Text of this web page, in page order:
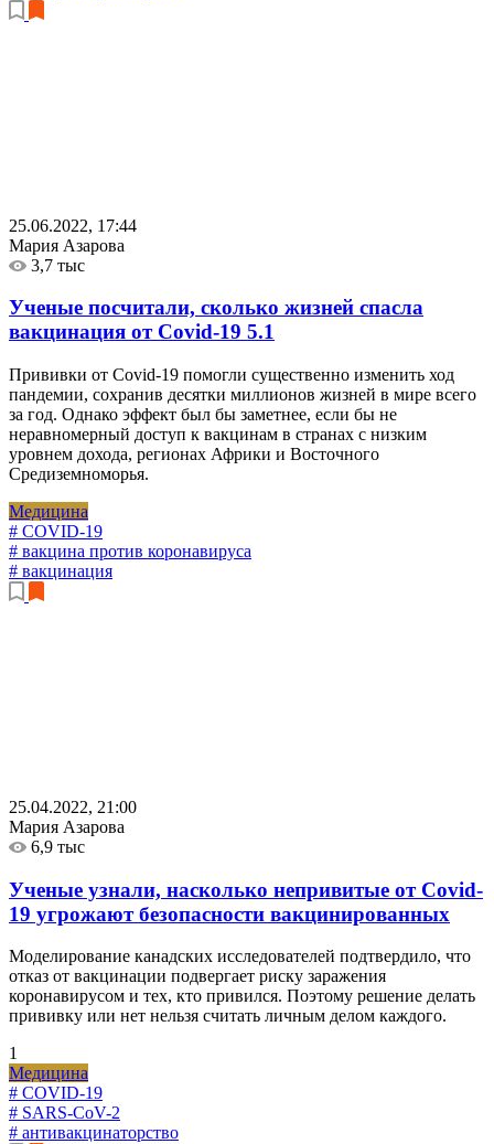
25.06.2022, 17:44
Мария Азарова
3,7 тыс
Ученые посчитали, сколько жизней спасла
вакцинация от Covid-19 5.1
Прививки от Covid-19 помогли существенно изменить ход
пандемии, сохранив десятки миллионов жизней в мире всего
за год. Однако эффект был бы заметнее, если бы не
неравномерный доступ к вакцинам в странах с низким
уровнем дохода, регионах Африки и Восточного
Средиземноморья.
Медицина
# COVID-19
# вакцина против коронавируса
# вакцинация
25.04.2022, 21:00
Мария Азарова
6,9 тыс
Ученые узнали, насколько непривитые от Covid-
19 угрожают безопасности вакцинированных
Моделирование канадских исследователей подтвердило, что
отказ от вакцинации подвергает риску заражения
коронавирусом и тех, кто привился. Поэтому решение делать
прививку или нет нельзя считать личным делом каждого.
1
Медицина
# COVID-19
# SARS-CoV-2
# антивакцинаторство